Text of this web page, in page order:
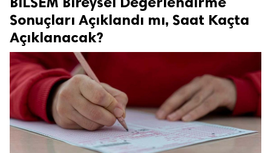
Sonuçları Açıklandı mı, Saat Kaçta
Açıklanacak?